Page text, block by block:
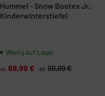
Hummel - Snow Bootex Jr.,
Kinderwinterstiefel
Wenig auf Lager
ab 68,99 € ab 99,99 €